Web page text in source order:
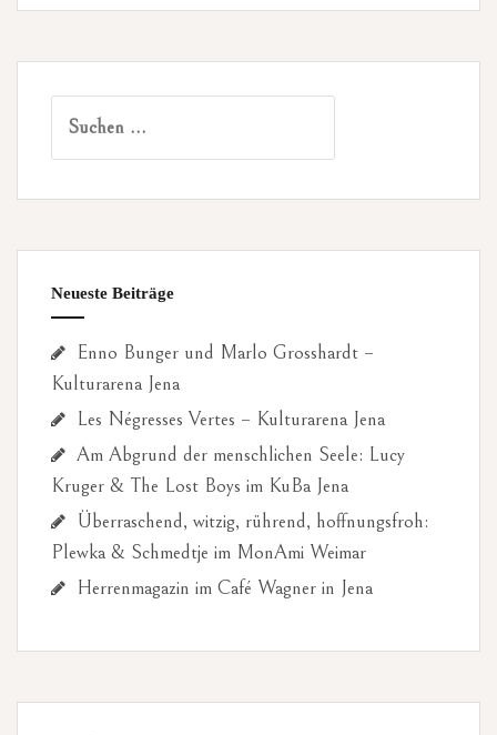
nach:
Neueste Beiträge
Enno Bunger und Marlo Grosshardt –
Kulturarena Jena
Les Négresses Vertes – Kulturarena Jena
Am Abgrund der menschlichen Seele: Lucy
Kruger & The Lost Boys im KuBa Jena
Überraschend, witzig, rührend, hoffnungsfroh:
Plewka & Schmedtje im MonAmi Weimar
Herrenmagazin im Café Wagner in Jena